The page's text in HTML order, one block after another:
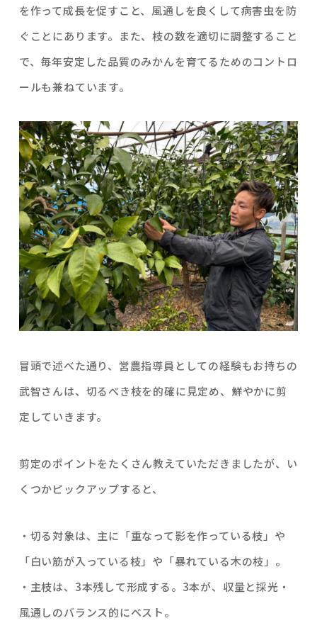
を作って成長を促すこと、風通しを良くして病害虫を防
ぐことにあります。また、枝の数を適切に調整すること
で、毎年安定した品質のみかんを育てるためのコントロ
ールも兼ねています。
冒頭で述べた通り、営農指導員としての経験もお持ちの
武智さんは、切るべき枝を的確に見定め、鮮やかに剪
定していきます。
剪定のポイントをたくさん教えていただきましたが、い
くつかピックアップすると、
・切る対象は、主に「重なって影を作っている枝」や
「白い筋が入っている枝」や「暴れている木の枝」。
・主枝は、3本残して形成する。3本が、収量と採光・
風通しのバランス的にベスト。